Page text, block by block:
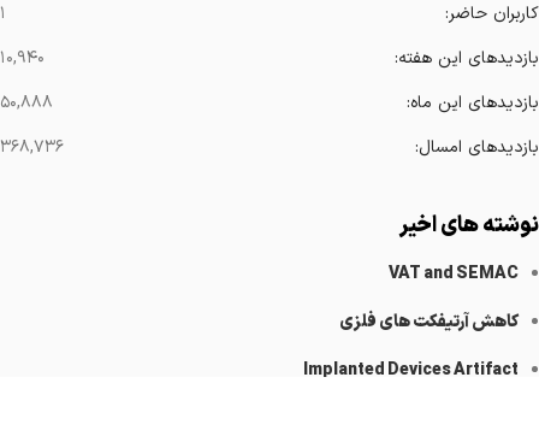
کاربران حاضر:
۱
بازدیدهای این هفته:
۱۰,۹۴۰
بازدیدهای این ماه:
۵۰,۸۸۸
بازدیدهای امسال:
۳۶۸,۷۳۶
نوشته های اخیر
VAT and SEMAC
کاهش آرتیفکت های فلزی
Implanted Devices Artifact